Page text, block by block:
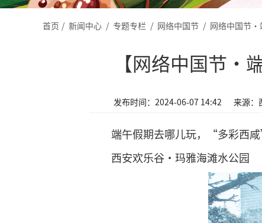
首页 / 新闻中心 / 专题专栏 / 网络中国节 / 网络中国节·
【网络中国节•
发布时间：2024-06-07 14:42 来源：
端午假期去哪儿玩，“多彩西
西安欢乐谷·玛雅海滩水公园